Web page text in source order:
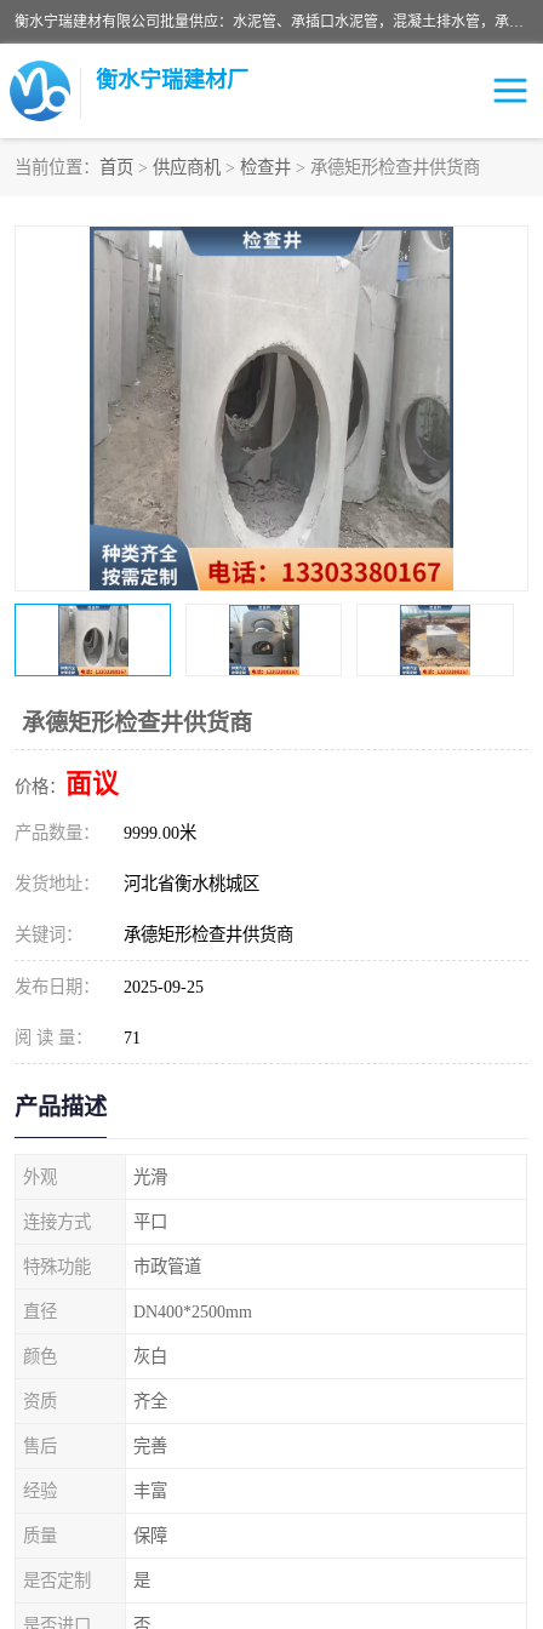
衡水宁瑞建材有限公司批量供应：水泥管、承插口水泥管，混凝土排水管，承插口水泥管，企口水泥管，钢承口水泥管，顶管，平口水泥管，水泥检查井，混凝土检查井，预制混凝土检查井，矩形检查井，圆形检查井等产品。
衡水宁瑞建材厂
当前位置： 首页 > 供应商机 > 检查井 > 承德矩形检查井供货商
承德矩形检查井供货商
价格： 面议
产品数量： 9999.00米
发货地址： 河北省衡水桃城区
关键词： 承德矩形检查井供货商
发布日期： 2025-09-25
阅 读 量： 71
产品描述
外观 光滑
连接方式 平口
特殊功能 市政管道
直径 DN400*2500mm
颜色 灰白
资质 齐全
售后 完善
经验 丰富
质量 保障
是否定制 是
水泥检查井 水泥管
圆形检查井 矩形检查井
混凝土检查井 预制混凝土检查井
企口水泥管 钢承口水泥管